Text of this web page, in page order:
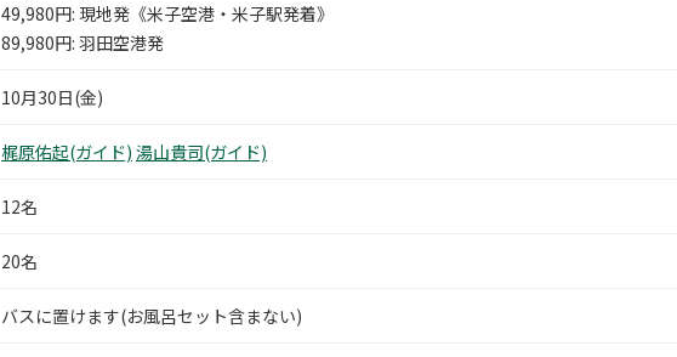
49,980円: 現地発《米子空港・米子駅発着》
89,980円: 羽田空港発
10月30日(金)
梶原佑起(ガイド) 湯山貴司(ガイド)
12名
20名
バスに置けます(お風呂セット含まない)